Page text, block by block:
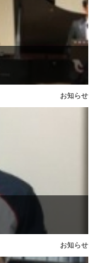
お知らせ
お知らせ